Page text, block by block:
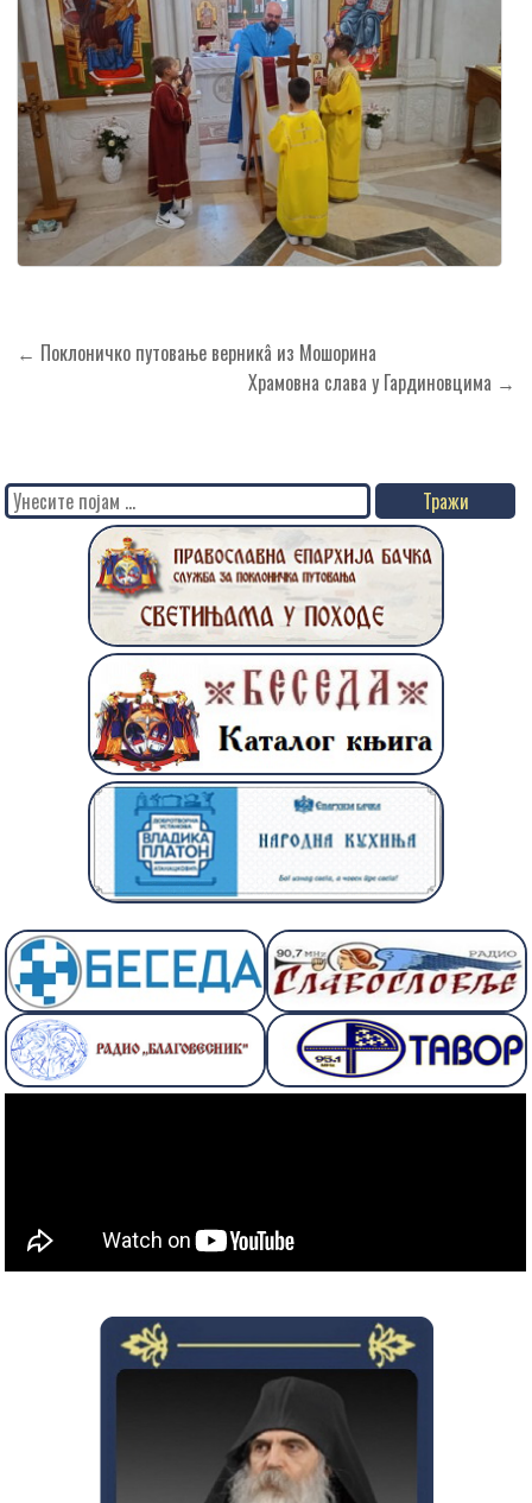
Кретање
← Поклоничко путовање верникâ из Мошорина
Храмовна слава у Гардиновцима →
Search
for: